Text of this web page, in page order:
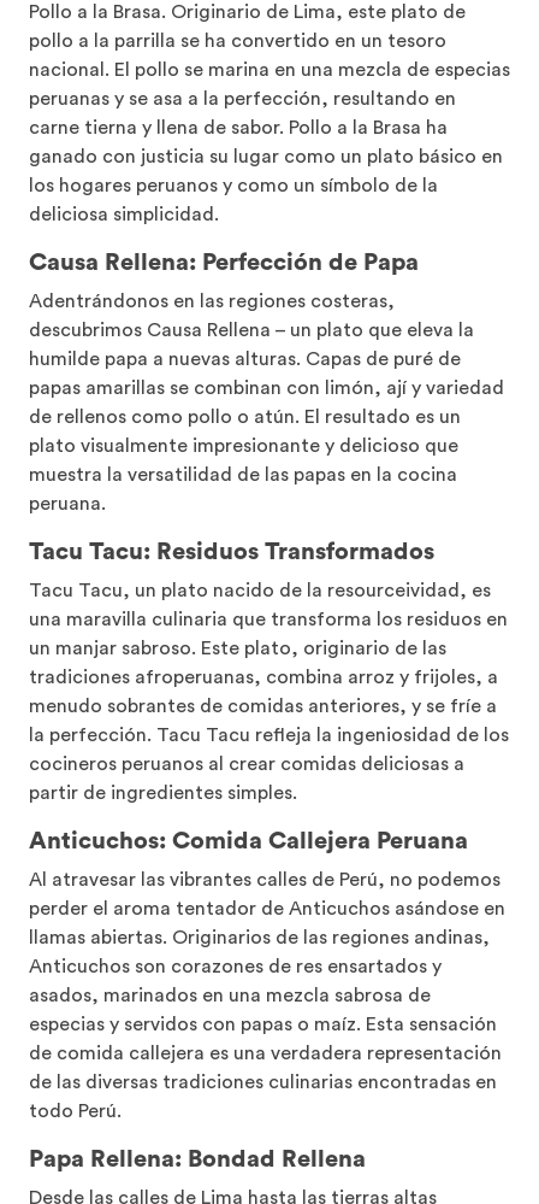
Pollo a la Brasa. Originario de Lima, este plato de
pollo a la parrilla se ha convertido en un tesoro
nacional. El pollo se marina en una mezcla de especias
peruanas y se asa a la perfección, resultando en
carne tierna y llena de sabor. Pollo a la Brasa ha
ganado con justicia su lugar como un plato básico en
los hogares peruanos y como un símbolo de la
deliciosa simplicidad.
Causa Rellena: Perfección de Papa
Adentrándonos en las regiones costeras,
descubrimos Causa Rellena – un plato que eleva la
humilde papa a nuevas alturas. Capas de puré de
papas amarillas se combinan con limón, ají y variedad
de rellenos como pollo o atún. El resultado es un
plato visualmente impresionante y delicioso que
muestra la versatilidad de las papas en la cocina
peruana.
Tacu Tacu: Residuos Transformados
Tacu Tacu, un plato nacido de la resourceividad, es
una maravilla culinaria que transforma los residuos en
un manjar sabroso. Este plato, originario de las
tradiciones afroperuanas, combina arroz y frijoles, a
menudo sobrantes de comidas anteriores, y se fríe a
la perfección. Tacu Tacu refleja la ingeniosidad de los
cocineros peruanos al crear comidas deliciosas a
partir de ingredientes simples.
Anticuchos: Comida Callejera Peruana
Al atravesar las vibrantes calles de Perú, no podemos
perder el aroma tentador de Anticuchos asándose en
llamas abiertas. Originarios de las regiones andinas,
Anticuchos son corazones de res ensartados y
asados, marinados en una mezcla sabrosa de
especias y servidos con papas o maíz. Esta sensación
de comida callejera es una verdadera representación
de las diversas tradiciones culinarias encontradas en
todo Perú.
Papa Rellena: Bondad Rellena
Desde las calles de Lima hasta las tierras altas